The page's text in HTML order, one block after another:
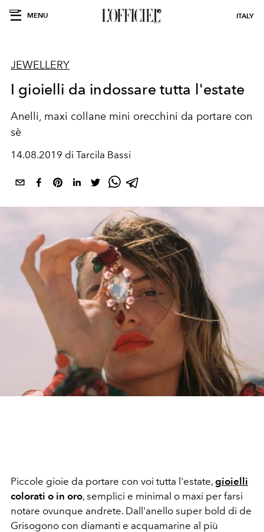
MENU ITALY
JEWELLERY
I gioielli da indossare tutta l'estate
Anelli, maxi collane mini orecchini da portare con
sè
14.08.2019 di Tarcila Bassi
Piccole gioie da portare con voi tutta l'estate, gioielli
colorati o in oro, semplici e minimal o maxi per farsi
notare ovunque andrete. Dall'anello super bold di de
Grisogono con diamanti e acquamarine al più